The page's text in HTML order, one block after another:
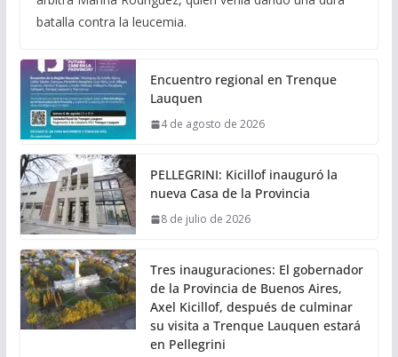
batalla contra la leucemia.
Encuentro regional en Trenque
Lauquen
4 de agosto de 2026
PELLEGRINI: Kicillof inauguró la
nueva Casa de la Provincia
8 de julio de 2026
Tres inauguraciones: El gobernador
de la Provincia de Buenos Aires,
Axel Kicillof, después de culminar
su visita a Trenque Lauquen estará
en Pellegrini